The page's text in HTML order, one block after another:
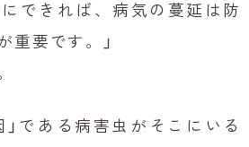
できれば、病気の蔓延は防
重要です。」
」である病害虫がそこにいる